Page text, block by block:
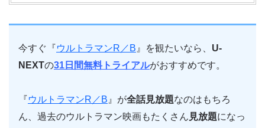
今すぐ『ウルトラマンR／B 』を観たいなら、 U-
NEXTの31日間無料トライアルがおすすめです。
『ウルトラマンR／B 』が全話見放題なのはもちろ
ん、過去のウルトラマン映画もたくさん 見放題になっ